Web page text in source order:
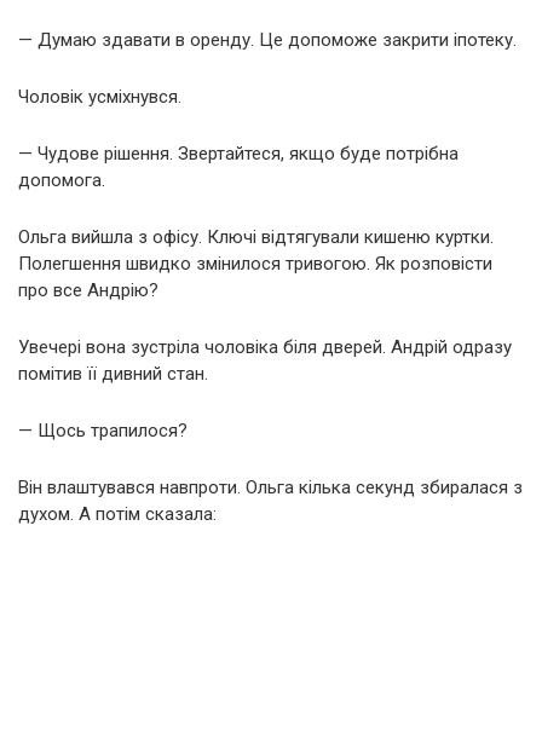
— Думаю здавати в оренду. Це допоможе закрити іпотеку.
Чоловік усміхнувся.
— Чудове рішення. Звертайтеся, якщо буде потрібна
допомога.
Ольга вийшла з офісу. Ключі відтягували кишеню куртки.
Полегшення швидко змінилося тривогою. Як розповісти
про все Андрію?
Увечері вона зустріла чоловіка біля дверей. Андрій одразу
помітив її дивний стан.
— Щось трапилося?
Він влаштувався навпроти. Ольга кілька секунд збиралася з
духом. А потім сказала: